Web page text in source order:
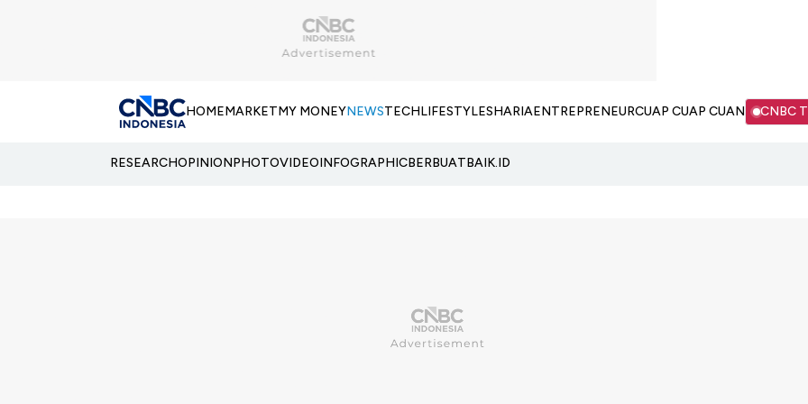
HOMEMARKETMY MONEYNEWSTECHLIFESTYLESHARIAENTREPRENEURCUAP CUAP CUAN CNBC
RESEARCHOPINIONPHOTOVIDEOINFOGRAPHICBERBUATBAIK.ID